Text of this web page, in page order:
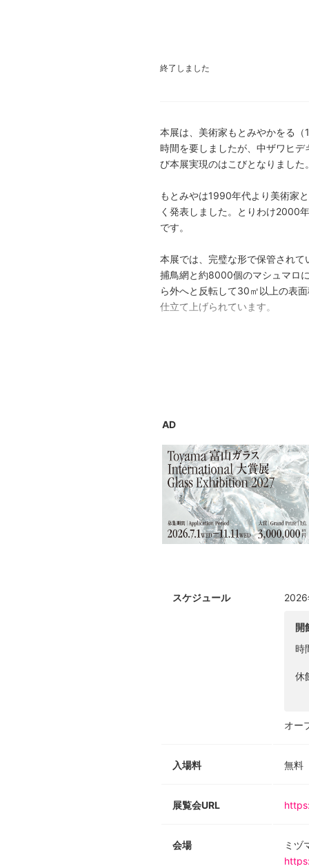
終了しました
本展は、美術家もとみやかをる
時間を要しましたが、中ザワヒ
び本展実現のはこびとなりました。
もとみやは1990年代より美術家
く発表しました。とりわけ2000
です。
本展では、完璧な形で保管され
捕鳥網と約8000個のマシュマロ
ら外へと反転して30㎡以上の表
仕立て上げられています。
する主要なパートであったり、
会った神山亮子氏（学芸員 戦後
発表もあったもとみやは、初期
も持ち合わせていました。企画
本展は、享年58歳で命を失った
AD
スケジュール
開
時
休
オー
入場料 無料
展覧会URL
会場
ミヅ